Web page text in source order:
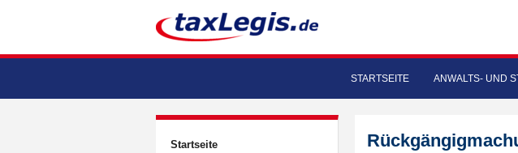
STARTSEITE ANWALTS- UND
Startseite